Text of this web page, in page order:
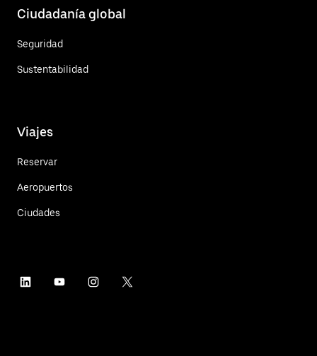
Ciudadanía global
Seguridad
Sustentabilidad
Viajes
Reservar
Aeropuertos
Ciudades